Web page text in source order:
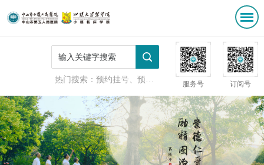
热门搜索：预约挂号、预防接种 服务号 订阅号